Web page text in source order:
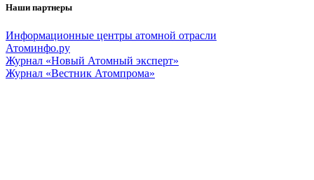
Наши партнеры
Информационные центры атомной отрасли
Атоминфо.ру
Журнал «Новый Атомный эксперт»
Журнал «Вестник Атомпрома»